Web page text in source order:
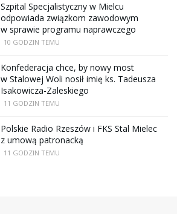
Szpital Specjalistyczny w Mielcu
odpowiada związkom zawodowym
w sprawie programu naprawczego
10 GODZIN TEMU
Konfederacja chce, by nowy most
w Stalowej Woli nosił imię ks. Tadeusza
Isakowicza-Zaleskiego
11 GODZIN TEMU
Polskie Radio Rzeszów i FKS Stal Mielec
z umową patronacką
11 GODZIN TEMU